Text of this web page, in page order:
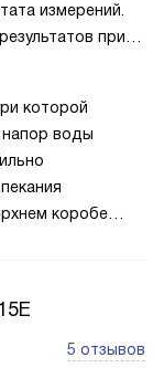
измерений.
при
которой
напор воды
коробе
5 отзывов